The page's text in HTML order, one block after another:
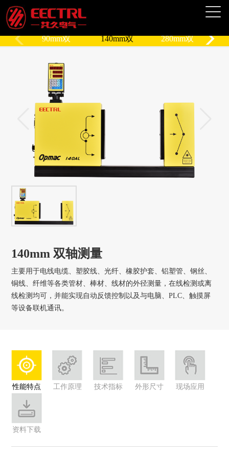
90mm双 140mm双 280mm双
140mm 双轴测量
主要用于电线电缆、塑胶线、光纤、橡胶护套、铝塑管、钢丝、
铜线、纤维等各类管材、棒材、线材的外径测量，在线检测或离
线检测均可，并能实现自动反馈控制以及与电脑、PLC、触摸屏
等设备联机通讯。
性能特点 工作原理 技术指标 外形尺寸 现场应用
资料下载